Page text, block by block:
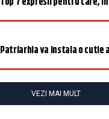
Patriarhia va instala o cutie
VEZI MAI MULT